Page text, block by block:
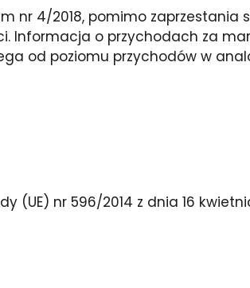
nr 4/2018, pomimo zaprzestania
o przychodach za
od poziomu przychodów w
(UE) nr 596/2014 z dnia 16